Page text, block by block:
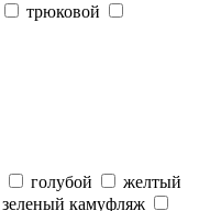
трюковой
голубой
желтый
зеленый камуфляж